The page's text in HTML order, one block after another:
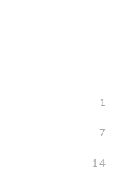
1
7
14